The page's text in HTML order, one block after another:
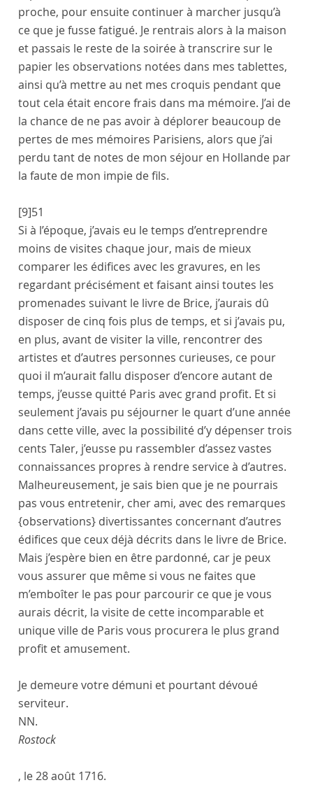
proche, pour ensuite continuer à marcher jusqu’à
ce que je fusse fatigué. Je rentrais alors à la maison
et passais le reste de la soirée à transcrire sur le
papier les observations notées dans mes tablettes,
ainsi qu’à mettre au net mes croquis pendant que
tout cela était encore frais dans ma mémoire. J’ai de
la chance de ne pas avoir à déplorer beaucoup de
pertes de mes mémoires Parisiens, alors que j’ai
perdu tant de notes de mon séjour en Hollande par
la faute de mon impie de fils.
[9]51
Si à l’époque, j’avais eu le temps d’entreprendre
moins de visites chaque jour, mais de mieux
comparer les édifices avec les gravures, en les
regardant précisément et faisant ainsi toutes les
promenades suivant le livre de Brice, j’aurais dû
disposer de cinq fois plus de temps, et si j’avais pu,
en plus, avant de visiter la ville, rencontrer des
artistes et d’autres personnes curieuses, ce pour
quoi il m’aurait fallu disposer d’encore autant de
temps, j’eusse quitté Paris avec grand profit. Et si
seulement j’avais pu séjourner le quart d’une année
dans cette ville, avec la possibilité d’y dépenser trois
cents Taler, j’eusse pu rassembler d’assez vastes
connaissances propres à rendre service à d’autres.
Malheureusement, je sais bien que je ne pourrais
pas vous entretenir, cher ami, avec des remarques
{observations} divertissantes concernant d’autres
édifices que ceux déjà décrits dans le livre de Brice.
Mais j’espère bien en être pardonné, car je peux
vous assurer que même si vous ne faites que
m’emboîter le pas pour parcourir ce que je vous
aurais décrit, la visite de cette incomparable et
unique ville de Paris vous procurera le plus grand
profit et amusement.
Je demeure votre démuni et pourtant dévoué
serviteur.
NN.
Rostock
, le28 août 1716.